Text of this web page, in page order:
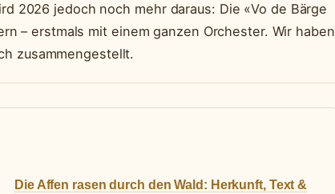
2026 jedoch noch mehr daraus: Die «Vo de Bärge
– erstmals mit einem ganzen Orchester. Wir haben
zusammengestellt.
Die Affen rasen durch den Wald: Herkunft, Text &